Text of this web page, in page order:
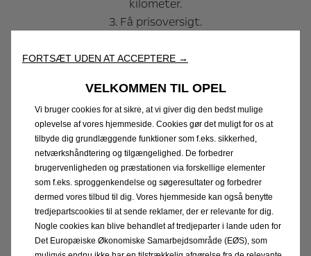
kilometer.
3. Få prisoversigt.
betalingslink og din kontrakt. Din aftale bliver
aktiveret, når du via betalingslinket har betalt første
ydelse. Herefter skal der betales ydelse den 1. i hver
måned.
Få prisoversigt og køb
FORTSÆT UDEN AT ACCEPTERE →
VELKOMMEN TIL OPEL
Vi bruger cookies for at sikre, at vi giver dig den bedst mulige
oplevelse af vores hjemmeside. Cookies gør det muligt for os at
tilbyde dig grundlæggende funktioner som f.eks. sikkerhed,
netværkshåndtering og tilgængelighed. De forbedrer
brugervenligheden og præstationen via forskellige elementer
som f.eks. sproggenkendelse og søgeresultater og forbedrer
dermed vores tilbud til dig. Vores hjemmeside kan også benytte
tredjepartscookies til at sende reklamer, der er relevante for dig.
Nogle cookies kan blive behandlet af tredjeparter i lande uden for
Det Europæiske Økonomiske Samarbejdsområde (EØS), som